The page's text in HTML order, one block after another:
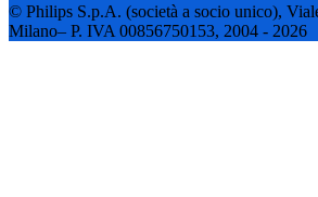
© Philips S.p.A. (società a socio unico),
Milano– P. IVA 00856750153, 2004 - 2026